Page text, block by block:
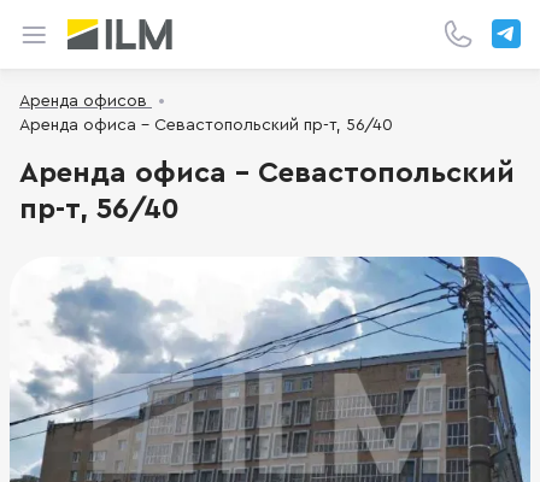
Аренда офисов
Аренда офиса - Севастопольский пр-т, 56/40
Аренда офиса - Севастопольский
пр-т, 56/40